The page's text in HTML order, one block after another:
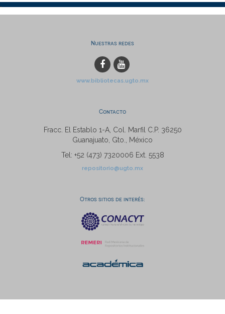
Nuestras redes
www.bibliotecas.ugto.mx
Contacto
Fracc. El Establo 1-A, Col. Marfil C.P. 36250
Guanajuato, Gto., México
Tel: +52 (473) 7320006 Ext. 5538
repositorio@ugto.mx
Otros sitios de interés: